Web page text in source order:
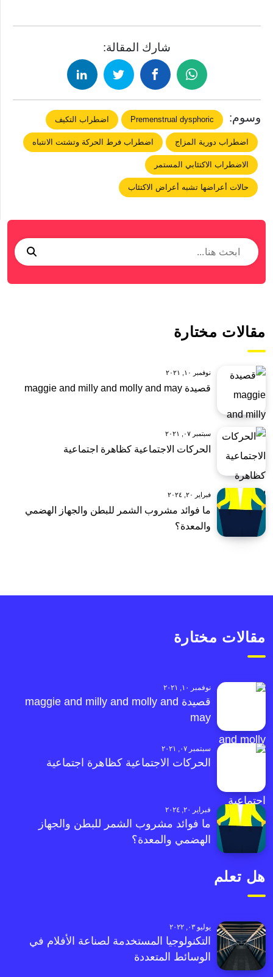
شارك المقالة:
وسوم: Premenstrual dysphoric اضطراب التكيف
اضطراب دورية المزاج اضطراب فرط الحركة وتشتت الانتباه
الاضطراب الاكتئابي المستمر
حالات أعراضها تشبه أعراض الاكتئاب
مقالات مختارة
نوفمبر ١٠, ٢٠٢١
قصيدة maggie and milly and molly and may
سبتمبر ٠٧, ٢٠٢١
الحركات الاجتماعية كظاهرة اجتماعية
فبراير ٢٠, ٢٠٢٤
ما فوائد مشروب الشمر للبطن والجهاز الهضمي
والمعدة؟
مقالات مختارة
نوفمبر ١٠, ٢٠٢١
قصيدة maggie and milly and molly and
may
سبتمبر ٠٧, ٢٠٢١
الحركات الاجتماعية كظاهرة اجتماعية
فبراير ٢٠, ٢٠٢٤
ما فوائد مشروب الشمر للبطن والجهاز
الهضمي والمعدة؟
هل تعلم
يوليو ٠٣, ٢٠٢٢
التكنولوجيا المستخدمة لصناعة الأفلام في
الوسائط المتعددة